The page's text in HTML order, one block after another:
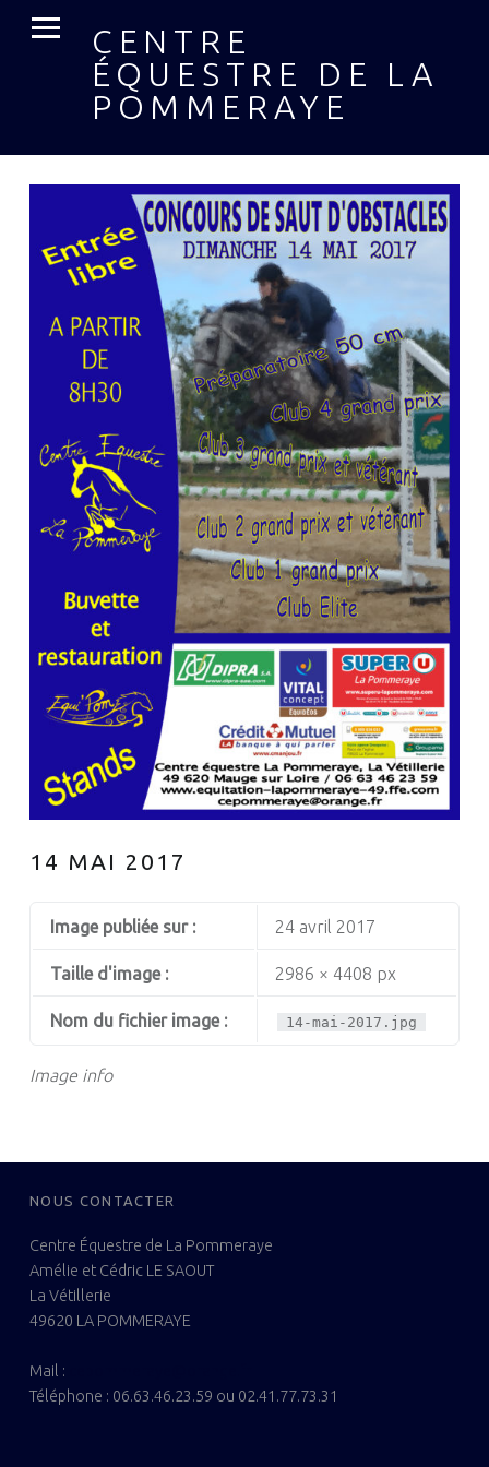
CENTRE
ÉQUESTRE DE LA
POMMERAYE
14 MAI 2017
Image info
Image publiée sur : 24 avril 2017
Taille d'image : 2986 × 4408 px
Nom du fichier image : 14-mai-2017.jpg
FOOTER SIDEBAR
NOUS CONTACTER
Centre Équestre de La Pommeraye
Amélie et Cédric LE SAOUT
La Vétillerie
49620 LA POMMERAYE
Mail :
Téléphone : 06.63.46.23.59 ou 02.41.77.73.31